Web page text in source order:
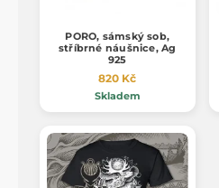
PORO, sámský sob,
stříbrné náušnice, Ag
925
820 Kč
Skladem